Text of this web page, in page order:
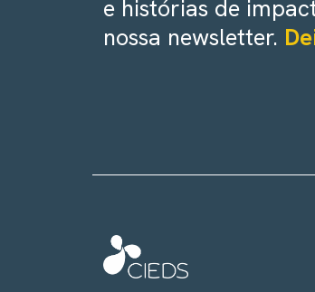
e histórias de
nossa newsletter.